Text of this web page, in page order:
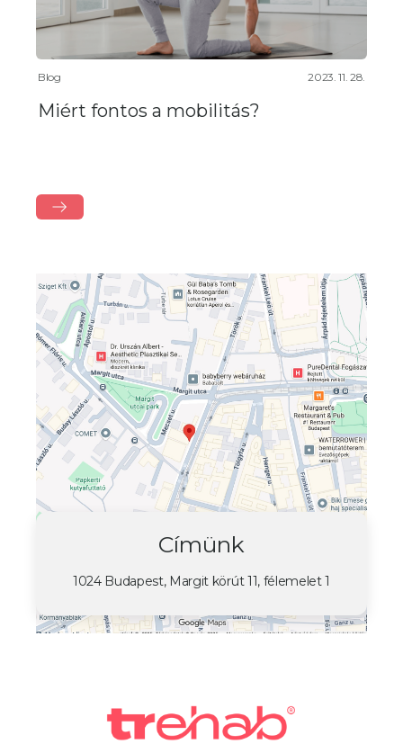
Blog 2023. 11. 28.
Miért fontos a mobilitás?
Címünk
1024 Budapest, Margit körút 11, félemelet 1